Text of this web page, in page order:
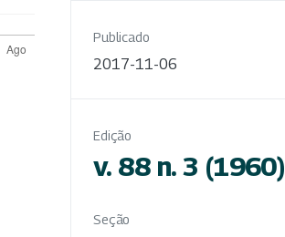
Publicado
2017-11-06
Edição
v. 88 n. 3 (1960)
Seção